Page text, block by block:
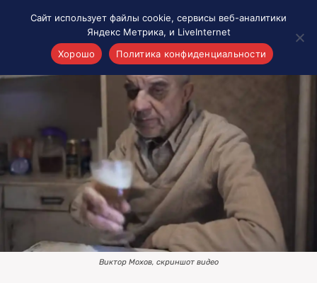
Материалы о Рязани и области
Проекты 7 инфо
Здоровье
Интересное
Новости кино и ТВ
Новости России
Политика
Новости мира
Все материалы 7инфо
Виктор Мохов, скриншот видео
Сайт использует файлы cookie, сервисы веб-аналитики
Яндекс Метрика, и LiveInternet
Хорошо
Политика конфиденциальности